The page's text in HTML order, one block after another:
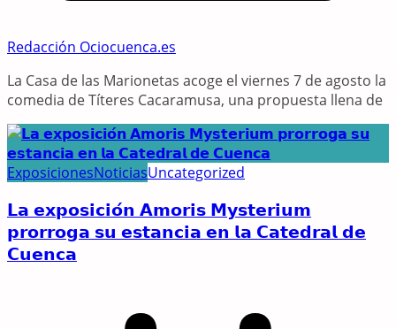
Redacción Ociocuenca.es
La Casa de las Marionetas acoge el viernes 7 de agosto la
comedia de Títeres Cacaramusa, una propuesta llena de
ExposicionesNoticiasUncategorized
𝗟𝗮 𝗲𝘅𝗽𝗼𝘀𝗶𝗰𝗶𝗼́𝗻 𝗔𝗺𝗼𝗿𝗶𝘀 𝗠𝘆𝘀𝘁𝗲𝗿𝗶𝘂𝗺
𝗽𝗿𝗼𝗿𝗿𝗼𝗴𝗮 𝘀𝘂 𝗲𝘀𝘁𝗮𝗻𝗰𝗶𝗮 𝗲𝗻 𝗹𝗮 𝗖𝗮𝘁𝗲𝗱𝗿𝗮𝗹 𝗱𝗲
𝗖𝘂𝗲𝗻𝗰𝗮